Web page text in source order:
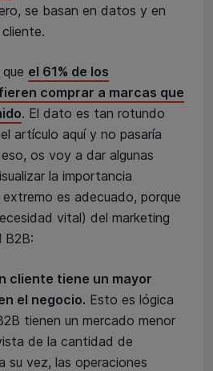
se basan en datos y en
el 61% de los
comprar a marcas que
. El dato es tan rotundo
artículo aquí y no pasaría
os voy a dar algunas
la importancia
es adecuado, porque
vital) del marketing
B2B:
cliente tiene un mayor
el negocio. Esto es lógica
tienen un mercado menor
de la cantidad de
su vez, las operaciones